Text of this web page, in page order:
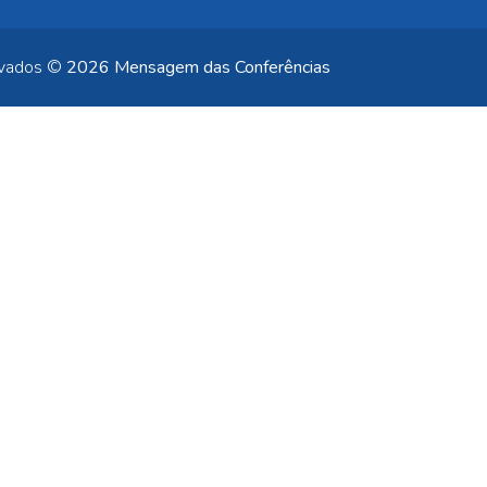
© 2026 Mensagem das Conferências